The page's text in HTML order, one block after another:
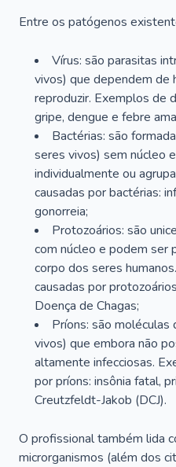
Entre os patógenos
Vírus: são parasitas
vivos) que dependem de
reproduzir. Exemplos de
gripe, dengue e febre
Bactérias: são
seres vivos) sem núcleo
individualmente ou
causadas por bactérias:
gonorreia;
Protozoários: são
com núcleo e podem ser
corpo dos seres
causadas por
Doença de Chagas;
Príons: são
vivos) que embora não
altamente infecciosas.
por príons: insônia fatal,
Creutzfeldt-Jakob (DCJ).
O profissional também lida
microrganismos (além dos